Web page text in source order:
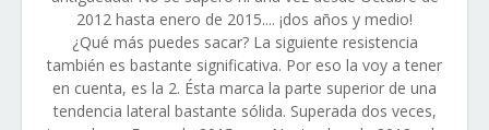
2012 hasta enero de 2015.... ¡dos años y medio!
¿Qué más puedes sacar? La siguiente resistencia
también es bastante significativa. Por eso la voy a tener
en cuenta, es la 2. Ésta marca la parte superior de una
tendencia lateral bastante sólida. Superada dos veces,